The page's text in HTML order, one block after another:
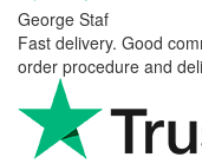
George Staf
Fast delivery. Good
order procedure and